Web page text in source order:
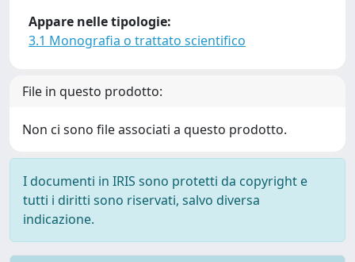
Appare nelle tipologie:
3.1 Monografia o trattato scientifico
File in questo prodotto:
Non ci sono file associati a questo prodotto.
I documenti in IRIS sono protetti da copyright e
tutti i diritti sono riservati, salvo diversa
indicazione.